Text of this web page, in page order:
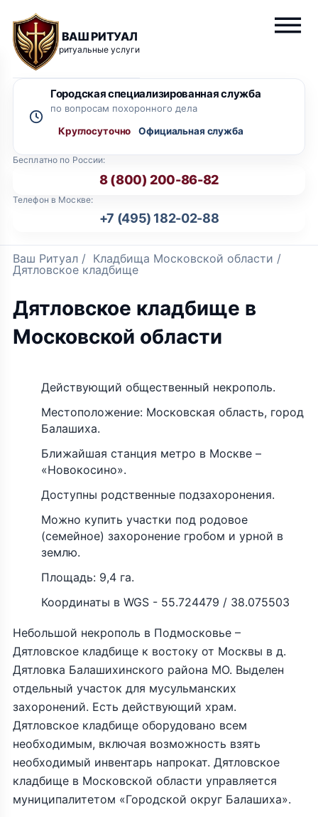
ВАШ РИТУАЛ
ритуальные услуги
Бесплатно по России:
8 (800) 200-86-82
Телефон в Москве:
+7 (495) 182-02-88
Городская специализированная служба
по вопросам похоронного дела
Круглосуточно
Ваш Ритуал / Кладбища Московской области /
Дятловское кладбище
Дятловское кладбище в
Московской области
Действующий общественный некрополь.
Местоположение: Московская область, город
Балашиха.
Ближайшая станция метро в Москве –
«Новокосино».
Доступны родственные подзахоронения.
Можно купить участки под родовое
(семейное) захоронение гробом и урной в
землю.
Площадь: 9,4 га.
Координаты в WGS - 55.724479 / 38.075503
Небольшой некрополь в Подмосковье –
Дятловское кладбище к востоку от Москвы в д.
Дятловка Балашихинского района МО. Выделен
отдельный участок для мусульманских
захоронений. Есть действующий храм.
Дятловское кладбище оборудовано всем
необходимым, включая возможность взять
необходимый инвентарь напрокат. Дятловское
кладбище в Московской области управляется
муниципалитетом «Городской округ Балашиха».